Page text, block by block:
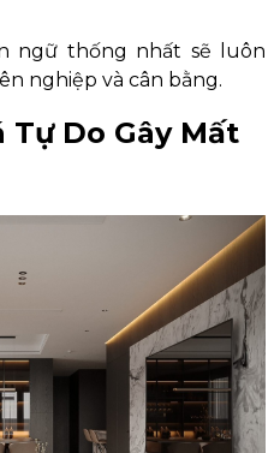
ngữ thống nhất sẽ luôn
nghiệp và cân bằng.
Tự Do Gây Mất